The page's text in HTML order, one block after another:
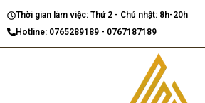
tới
nội
Thời gian làm việc: Thứ 2 - Chủ nhật: 8h-20h
Hotline: 0765289189 - 0767187189